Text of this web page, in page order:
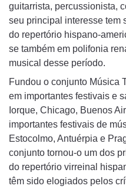
guitarrista, percussionista,
seu principal interesse tem
do repertório hispano-
se também em polifonia
musical desse período.
Fundou o conjunto Música
em importantes festivais e
Iorque, Chicago, Buenos
importantes festivais de
Estocolmo, Antuérpia e
conjunto tornou-o um dos
do repertório virreinal
têm sido elogiados pelos